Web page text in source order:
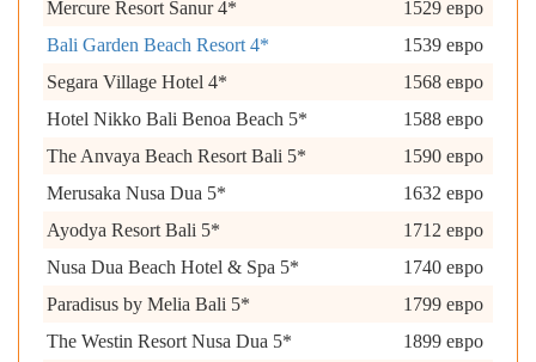
Mercure Resort Sanur 4*
1529 евро
Bali Garden Beach Resort 4*
1539 евро
Segara Village Hotel 4*
1568 евро
Hotel Nikko Bali Benoa Beach 5*
1588 евро
The Anvaya Beach Resort Bali 5*
1590 евро
Merusaka Nusa Dua 5*
1632 евро
Ayodya Resort Bali 5*
1712 евро
Nusa Dua Beach Hotel & Spa 5*
1740 евро
Paradisus by Melia Bali 5*
1799 евро
The Westin Resort Nusa Dua 5*
1899 евро